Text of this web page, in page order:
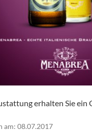
erhalten Sie ein
am: 08.07.2017